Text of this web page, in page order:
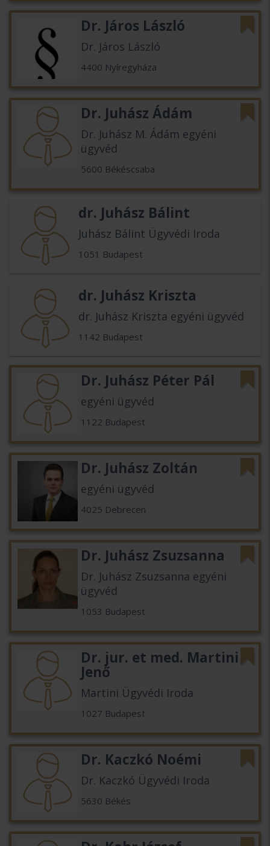
Dr. Járos László
Dr. Járos László
4400 Nyíregyháza
Dr. Juhász Ádám
Dr. Juhász M. Ádám egyéni
ügyvéd
5600 Békéscsaba
dr. Juhász Bálint
Juhász Bálint Ügyvédi Iroda
1051 Budapest
dr. Juhász Kriszta
dr. Juhász Kriszta egyéni ügyvéd
1142 Budapest
Dr. Juhász Péter Pál
egyéni ügyvéd
1122 Budapest
Dr. Juhász Zoltán
egyéni ügyvéd
4025 Debrecen
Dr. Juhász Zsuzsanna
Dr. Juhász Zsuzsanna egyéni
ügyvéd
1053 Budapest
Dr. jur. et med. Martini
Jenő
Martini Ügyvédi Iroda
1027 Budapest
Dr. Kaczkó Noémi
Dr. Kaczkó Ügyvédi Iroda
5630 Békés